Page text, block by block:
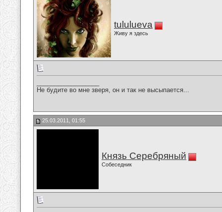
tululueva
Живу я здесь
Не будите во мне зверя, он и так не высыпается...
25.03.2011, 01:55
Князь Серебряный
Собеседник